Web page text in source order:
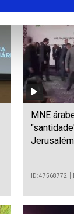
MNE
Jerusalém
ID: 47568772